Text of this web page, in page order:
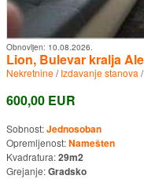
Obnovljen: 10.08.2026.
Lion, Bulevar kralja
Nekretnine/Izdavanje stanova /
600,00 EUR
Sobnost:Jednosoban
Opremljenost:Namešten
Kvadratura:29m2
Grejanje:Gradsko